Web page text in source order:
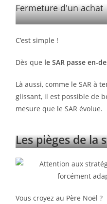
Fermeture d'un achat
C’est simple !
Dès que le SAR passe en-
Là aussi, comme le SAR à
glissant, il est possible de
mesure que le SAR évolue.
Les pièges de la
Vous croyez au Père Noël ?